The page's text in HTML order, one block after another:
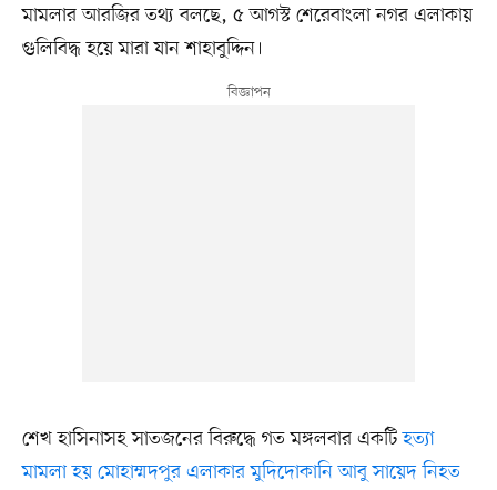
মামলার আরজির তথ্য বলছে, ৫ আগস্ট শেরেবাংলা নগর এলাকায়
গুলিবিদ্ধ হয়ে মারা যান শাহাবুদ্দিন।
শেখ হাসিনাসহ সাতজনের বিরুদ্ধে গত মঙ্গলবার একটিহত্যা
মামলা হয় মোহাম্মদপুর এলাকার মুদিদোকানি আবু সায়েদ নিহত